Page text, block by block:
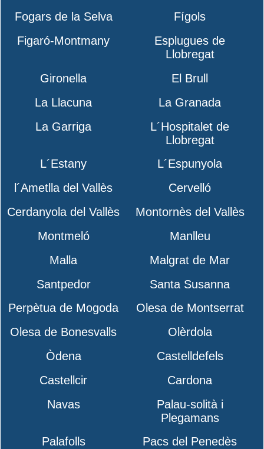
Fogars de la Selva
Fígols
Figaró-Montmany
Esplugues de
Llobregat
Gironella
El Brull
La Llacuna
La Granada
La Garriga
L´Hospitalet de
Llobregat
L´Estany
L´Espunyola
l´Ametlla del Vallès
Cervelló
Cerdanyola del Vallès
Montornès del Vallès
Montmeló
Manlleu
Malla
Malgrat de Mar
Santpedor
Santa Susanna
Perpètua de Mogoda
Olesa de Montserrat
Olesa de Bonesvalls
Olèrdola
Òdena
Castelldefels
Castellcir
Cardona
Navas
Palau-solità i
Plegamans
Palafolls
Pacs del Penedès